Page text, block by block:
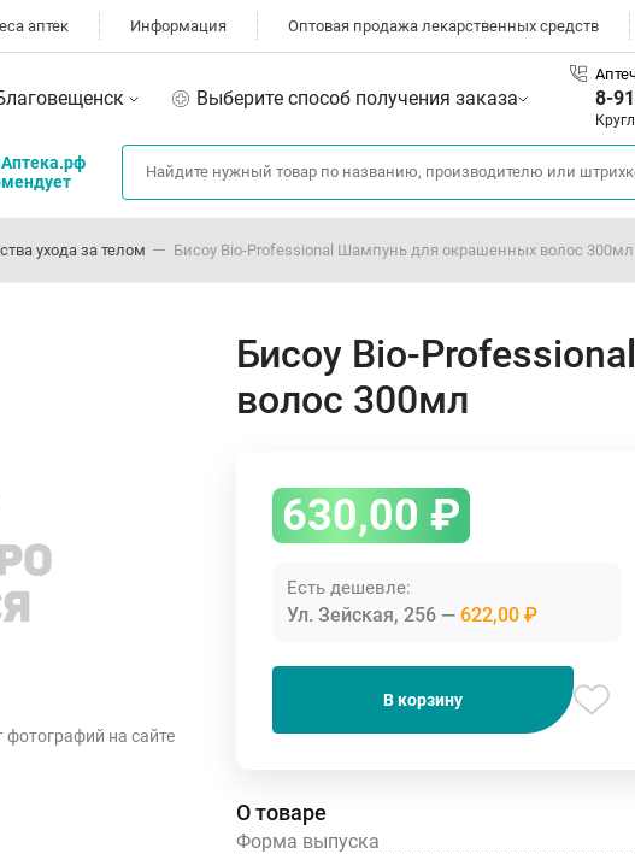
аптек Информация Оптовая продажа лекарственных средств
Выберите способ получения заказа 8-
ухода за телом Бисоу Bio-Professional Шампунь для окрашенных волос 300мл
на сайте
Бисоу Bio-
волос 300мл
630,00 ₽
Есть дешевле:
Ул. Зейская, 256 622,00 ₽
В корзину
О товаре
Форма выпуска